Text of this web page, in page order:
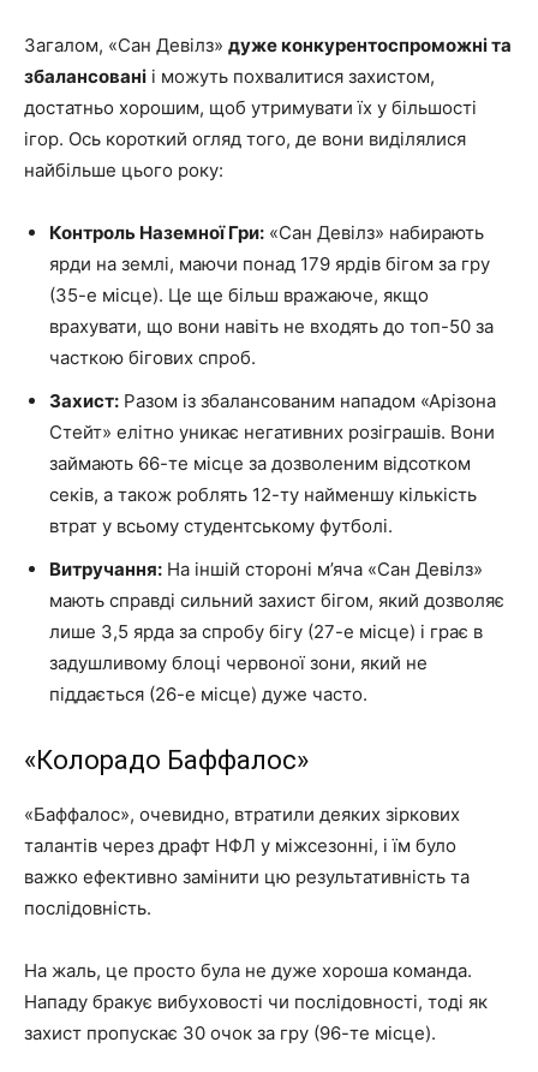
Загалом, «Сан Девілз» дуже конкурентоспроможні та
збалансовані і можуть похвалитися захистом,
достатньо хорошим, щоб утримувати їх у більшості
ігор. Ось короткий огляд того, де вони виділялися
найбільше цього року:
Контроль Наземної Гри: «Сан Девілз» набирають
ярди на землі, маючи понад 179 ярдів бігом за гру
(35-е місце). Це ще більш вражаюче, якщо
врахувати, що вони навіть не входять до топ-50 за
часткою бігових спроб.
Захист: Разом із збалансованим нападом «Арізона
Стейт» елітно уникає негативних розіграшів. Вони
займають 66-те місце за дозволеним відсотком
секів, а також роблять 12-ту найменшу кількість
втрат у всьому студентському футболі.
Витручання: На іншій стороні м’яча «Сан Девілз»
мають справді сильний захист бігом, який дозволяє
лише 3,5 ярда за спробу бігу (27-е місце) і грає в
задушливому блоці червоної зони, який не
піддається (26-е місце) дуже часто.
«Колорадо Баффалос»
«Баффалос», очевидно, втратили деяких зіркових
талантів через драфт НФЛ у міжсезонні, і їм було
важко ефективно замінити цю результативність та
послідовність.
На жаль, це просто була не дуже хороша команда.
Нападу бракує вибуховості чи послідовності, тоді як
захист пропускає 30 очок за гру (96-те місце).